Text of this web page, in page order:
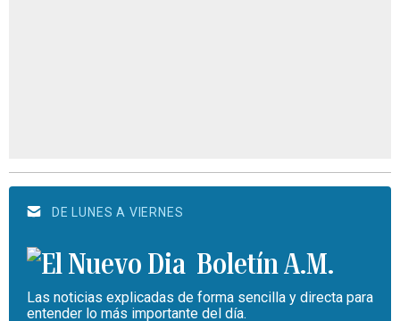
DE LUNES A VIERNES
Boletín A.M.
Las noticias explicadas de forma sencilla y directa para
entender lo más importante del día.